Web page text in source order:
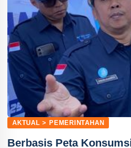
AKTUAL > PEMERINTAHAN
Berbasis Peta